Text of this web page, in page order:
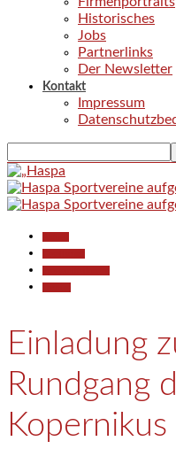
Historisches
Jobs
Partnerlinks
Der Newsletter
Kontakt
Impressum
Einladung
Rundgang